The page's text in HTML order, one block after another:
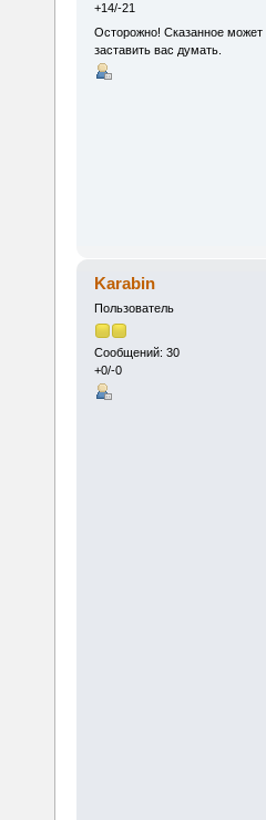
+14/-21
Осторожно! Сказанное может
заставить вас думать.
Karabin
Пользователь
Сообщений: 30
+0/-0